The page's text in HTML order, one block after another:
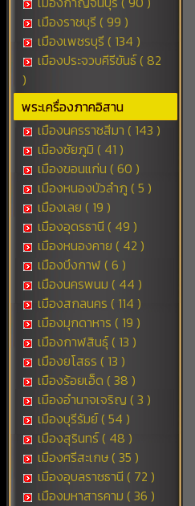
เมืองราชบุรี ( 99 )
เมืองเพชรบุรี ( 134 )
เมืองประจวบคีรีขันธ์ ( 82
)
พระเครื่องภาคอิสาน
เมืองนครราชสีมา ( 143 )
เมืองชัยภูมิ ( 41 )
เมืองขอนแก่น ( 60 )
เมืองหนองบัวลำภู ( 5 )
เมืองเลย ( 19 )
เมืองอุดรธานี ( 49 )
เมืองหนองคาย ( 42 )
เมืองบึงกาฬ ( 6 )
เมืองนครพนม ( 44 )
เมืองสกลนคร ( 114 )
เมืองมุกดาหาร ( 19 )
เมืองกาฬสินธุ์ ( 13 )
เมืองยโสธร ( 13 )
เมืองร้อยเอ็ด ( 38 )
เมืองอำนาจเจริญ ( 3 )
เมืองบุรีรัมย์ ( 54 )
เมืองสุรินทร์ ( 48 )
เมืองศรีสะเกษ ( 35 )
เมืองอุบลราชธานี ( 72 )
เมืองมหาสารคาม ( 36 )